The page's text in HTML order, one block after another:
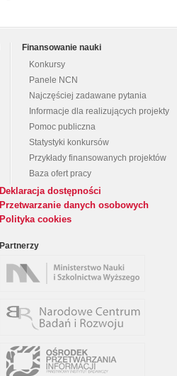
Finansowanie nauki
Konkursy
Panele NCN
Najczęściej zadawane pytania
Informacje dla realizujących projekty
Pomoc publiczna
Statystyki konkursów
Przykłady finansowanych projektów
Baza ofert pracy
Deklaracja dostępności
Przetwarzanie danych osobowych
Polityka cookies
Partnerzy